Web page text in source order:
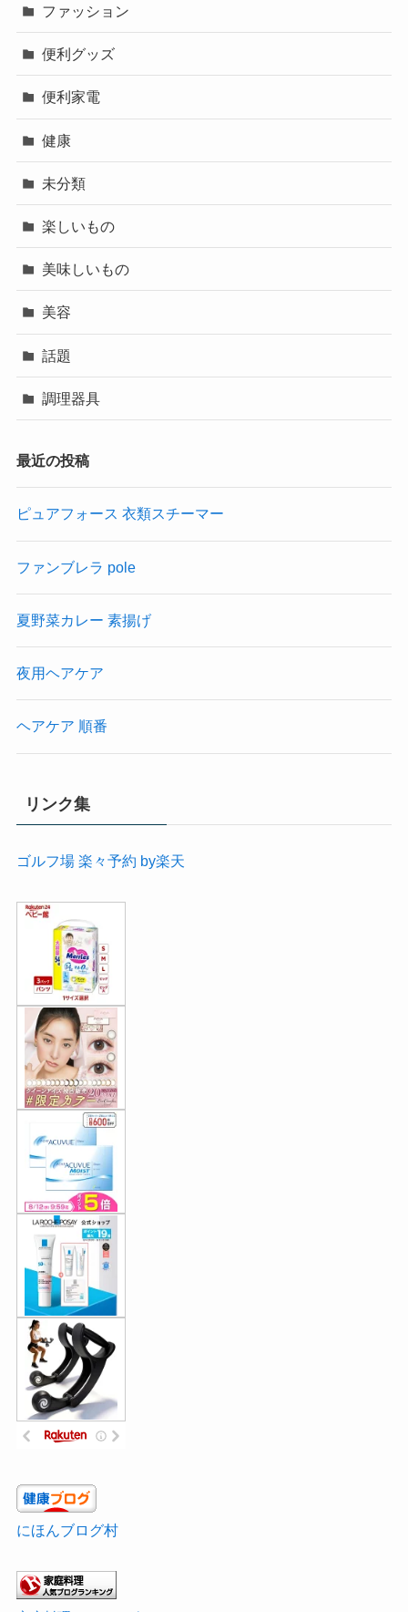
ファッション
便利グッズ
便利家電
健康
未分類
楽しいもの
美味しいもの
美容
話題
調理器具
最近の投稿
ピュアフォース 衣類スチーマー
ファンブレラ pole
夏野菜カレー 素揚げ
夜用ヘアケア
ヘアケア 順番
リンク集
ゴルフ場 楽々予約 by楽天
にほんブログ村